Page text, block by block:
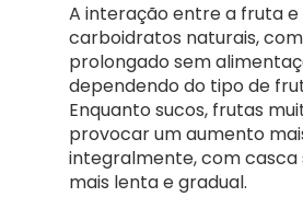
A interação entre a fruta
carboidratos naturais,
prolongado sem
dependendo do tipo de
Enquanto sucos, frutas
provocar um aumento
integralmente, com casca
mais lenta e gradual.